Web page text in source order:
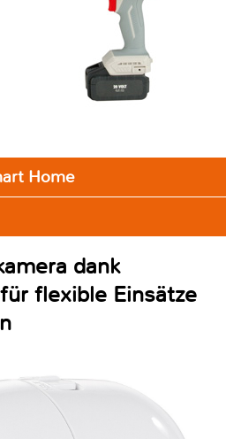
Home
dank
flexible Einsätze